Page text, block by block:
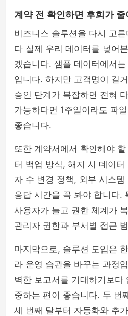
계약 전 확인하면 후회가 줄
비즈니스 솔루션을 다시 고
다 실제 우리 데이터를 넣어
겠습니다. 샘플 데이터에서
입니다. 하지만 고객명이 길
승인 단계가 복잡하면 전혀
가능하다면 1주일이라도 파
좋습니다.
또한 계약서에서 확인해야
터 백업 방식, 해지 시 데이
자 수 변경 정책, 외부 시스
응답 시간을 꼭 봐야 합니다.
사용자가 늘고 권한 체계가
관리자 권한과 부서별 접근
마지막으로, 솔루션 도입은
라 운영 습관을 바꾸는 과정
벽한 보고서를 기대하기보다
중하는 편이 좋습니다. 두 번
세 번째 달부터 자동화와 추